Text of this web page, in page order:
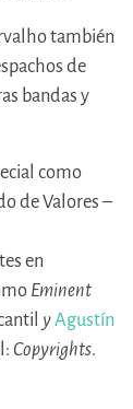
también
de
bandas y
como
de Valores –
en
Eminent
yAgustín
Copyrights.